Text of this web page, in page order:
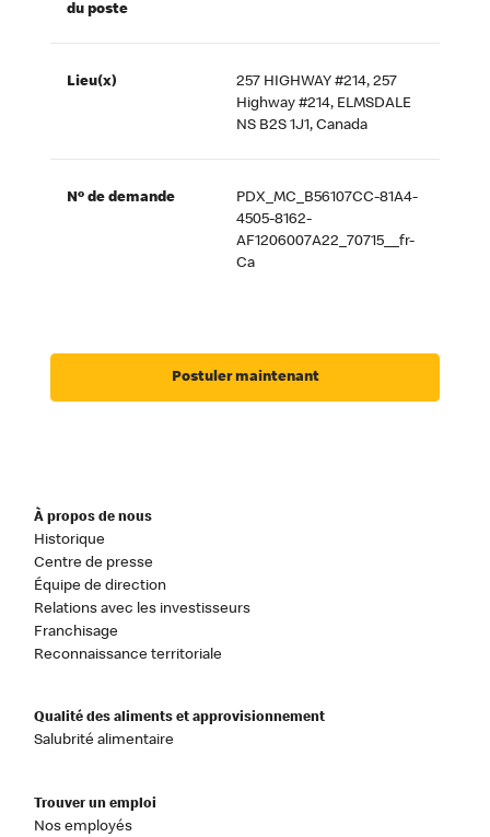
du poste
Lieu(x)
257 HIGHWAY #214, 257
Highway #214, ELMSDALE
NS B2S 1J1, Canada
Nº de demande
PDX_MC_B56107CC-81A4-
4505-8162-
AF1206007A22_70715__fr-
Ca
Postuler maintenant
À propos de nous
Historique
Centre de presse
Équipe de direction
Relations avec les investisseurs
Franchisage
Reconnaissance territoriale
Qualité des aliments et approvisionnement
Salubrité alimentaire
Trouver un emploi
Nos employés